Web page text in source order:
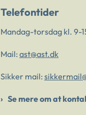
Telefontider
Mandag-torsdag kl. 9-
Mail: ast@ast.dk
Sikker mail:
Se mere om at